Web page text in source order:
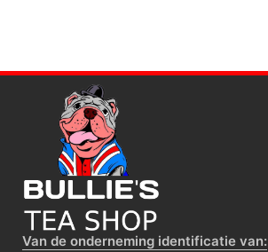
Van de onderneming identificatie van: